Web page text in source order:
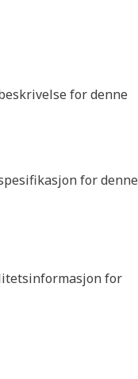
for denne
for denne
for